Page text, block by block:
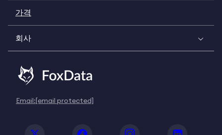
가격
회사
Email:[email protected]